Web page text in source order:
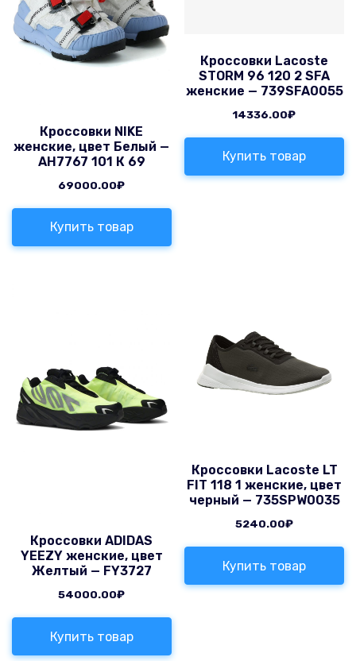
Кроссовки NIKE
женские, цвет Белый —
AH7767 101 К 69
69000.00₽
Купить товар
Кроссовки Lacoste
STORM 96 120 2 SFA
женские — 739SFA0055
14336.00₽
Купить товар
Кроссовки ADIDAS
YEEZY женские, цвет
Желтый — FY3727
54000.00₽
Купить товар
Кроссовки Lacoste LT
FIT 118 1 женские, цвет
черный — 735SPW0035
5240.00₽
Купить товар